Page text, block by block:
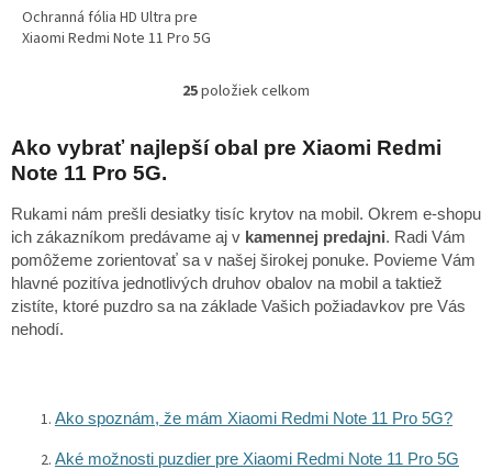
Ochranná fólia HD Ultra pre
Xiaomi Redmi Note 11 Pro 5G
O
l
á
a
c
i
e
p
r
ý
p
i
25položiek celkom
Ako vybrať najlepší obal pre Xiaomi Redmi
Note 11 Pro 5G.
Rukami nám prešli desiatky tisíc krytov na mobil. Okrem e-shopu
ich zákazníkom predávame aj v kamennej predajni. Radi Vám
pomôžeme zorientovať sa v našej širokej ponuke. Povieme Vám
hlavné pozitíva jednotlivých druhov obalov na mobil a taktiež
zistíte, ktoré puzdro sa na základe Vašich požiadavkov pre Vás
nehodí.
Ako spoznám, že mám Xiaomi Redmi Note 11 Pro 5G?
Aké možnosti puzdier pre Xiaomi Redmi Note 11 Pro 5G